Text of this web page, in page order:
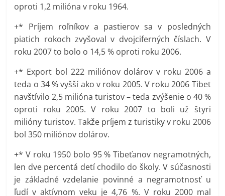
oproti 1,2 milióna v roku 1964.
+* Príjem roľníkov a pastierov sa v posledných
piatich rokoch zvyšoval v dvojciferných číslach. V
roku 2007 to bolo o 14,5 % oproti roku 2006.
+* Export bol 222 miliónov dolárov v roku 2006 a
teda o 34 % vyšší ako v roku 2005. V roku 2006 Tibet
navštívilo 2,5 milióna turistov – teda zvýšenie o 40 %
oproti roku 2005. V roku 2007 to boli už štyri
milióny turistov. Takže príjem z turistiky v roku 2006
bol 350 miliónov dolárov.
+* V roku 1950 bolo 95 % Tibeťanov negramotných,
len dve percentá detí chodilo do školy. V súčasnosti
je základné vzdelanie povinné a negramotnosť u
ľudí v aktívnom veku je 4,76 %. V roku 2000 mal